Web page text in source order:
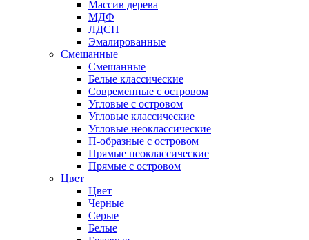
Массив дерева
МДФ
ЛДСП
Эмалированные
Смешанные
Смешанные
Белые классические
Современные с островом
Угловые с островом
Угловые классические
Угловые неоклассические
П-образные с островом
Прямые неоклассические
Прямые с островом
Цвет
Цвет
Черные
Серые
Белые